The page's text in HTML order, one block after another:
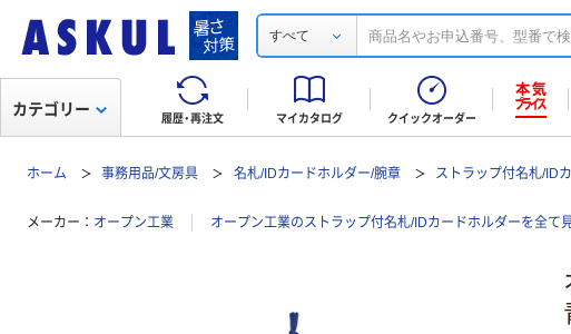
すべて
履歴・再注文 マイカタログ クイックオーダー
カテゴリー
ホーム 事務用品/文房具 名札/IDカードホルダー/腕章 ストラップ付名札/ID
メーカー オープン工業 オープン工業のストラップ付名札/IDカードホルダーを全て